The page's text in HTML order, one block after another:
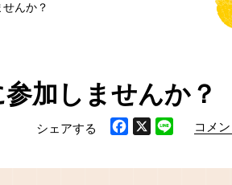
んか？
加しませんか？
シェアする
コメ